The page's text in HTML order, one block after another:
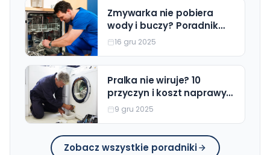
Zmywarka nie pobiera
wody i buczy? Poradnik
Krok po Kroku (Wszystkie
16 gru 2025
Pralka nie wiruje? 10
przyczyn i koszt naprawy
(Beko, Bosch, Electrolux)
9 gru 2025
Zobacz wszystkie poradniki